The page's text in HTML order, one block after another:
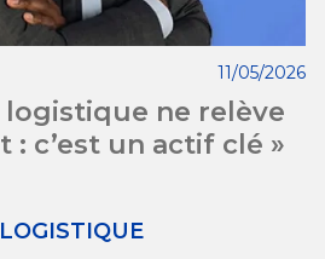
logistique ne relève
c’est un actif clé »
11/05/2026